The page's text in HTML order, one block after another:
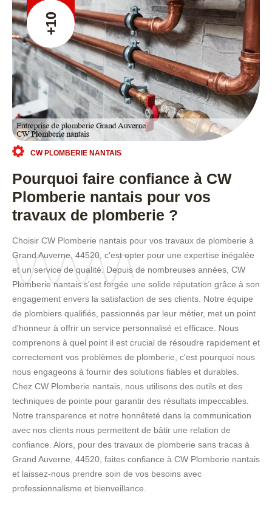
+10
CW PLOMBERIE NANTAIS
Pourquoi faire confiance à CW
Plomberie nantais pour vos
travaux de plomberie ?
Choisir CW Plomberie nantais pour vos travaux de plomberie à
Grand Auverne, 44520, c'est opter pour une expertise inégalée
et un service de qualité. Depuis de nombreuses années, CW
Plomberie nantais s'est forgée une solide réputation grâce à son
engagement envers la satisfaction de ses clients. Notre équipe
de plombiers qualifiés, passionnés par leur métier, met un point
d'honneur à offrir un service personnalisé et efficace. Nous
comprenons à quel point il est crucial de résoudre rapidement et
correctement vos problèmes de plomberie, c'est pourquoi nous
nous engageons à fournir des solutions fiables et durables.
Chez CW Plomberie nantais, nous utilisons des outils et des
techniques de pointe pour garantir des résultats impeccables.
Notre transparence et notre honnêteté dans la communication
avec nos clients nous permettent de bâtir une relation de
confiance. Alors, pour des travaux de plomberie sans tracas à
Grand Auverne, 44520, faites confiance à CW Plomberie nantais
et laissez-nous prendre soin de vos besoins avec
professionnalisme et bienveillance.